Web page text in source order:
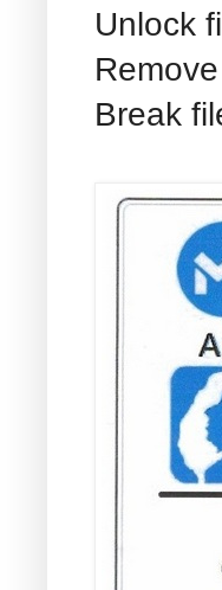
Unlock
Break